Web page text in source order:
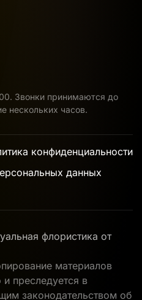
Звонки принимаются до
нескольких часов.
конфиденциальности
данных
флористика от
материалов
преследуется в
законодательством об